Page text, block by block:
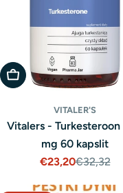
Lisa Ostukorvi
VITALER'S
Vitalers -
mg 60 kapslit
Müügihind
€23,20Tavaline
€32,32